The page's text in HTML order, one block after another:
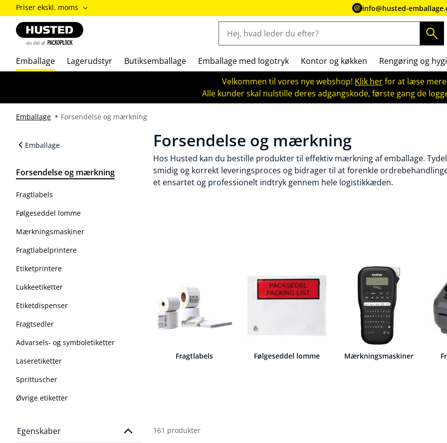
ændre
Priser
inkl.
moms
Priser
ekskl.
Priser ekskl. moms info@husted-
Emballage Lagerudstyr Butiksemballage Emballage med logotryk Kontor og køkken Rengøring og
Velkommen til vores nye webshop! Klik herfor at læse
Alle kunder skal nulstille deres adgangskode, første gang de
Emballage Forsendelse og mærkning
Emballage
Forsendelse og mærkning
Fragtlabels
Følgeseddel lomme
Mærkningsmaskiner
Fragtlabelprintere
Etiketprintere
Lukkeetiketter
Etiketdispenser
Fragtsedler
Advarsels- og symboletiketter
Laseretiketter
Sprittuscher
Øvrige etiketter
Egenskaber
Forsendelse og mærkning
Hos Husted kan du bestille produkter til effektiv mærkning af emballage.
smidig og korrekt leveringsproces og bidrager til at forenkle
et ensartet og professionelt indtryk gennem hele logistikkæden.
Fragtlabels Følgeseddel lomme Mærkningsmaskiner
161 produkter